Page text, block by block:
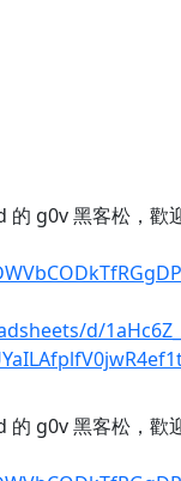
g0v 黑客松，歡
d/
g0v 黑客松，歡